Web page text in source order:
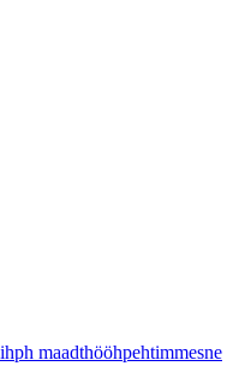
maadthööhpehtimmesne